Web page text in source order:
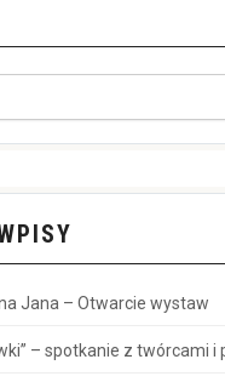
Jana – Otwarcie wystaw
– spotkanie z twórcami i